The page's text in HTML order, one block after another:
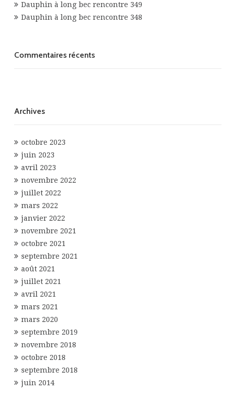
Dauphin à long bec rencontre 349
Dauphin à long bec rencontre 348
Commentaires récents
Archives
octobre 2023
juin 2023
avril 2023
novembre 2022
juillet 2022
mars 2022
janvier 2022
novembre 2021
octobre 2021
septembre 2021
août 2021
juillet 2021
avril 2021
mars 2021
mars 2020
septembre 2019
novembre 2018
octobre 2018
septembre 2018
juin 2014